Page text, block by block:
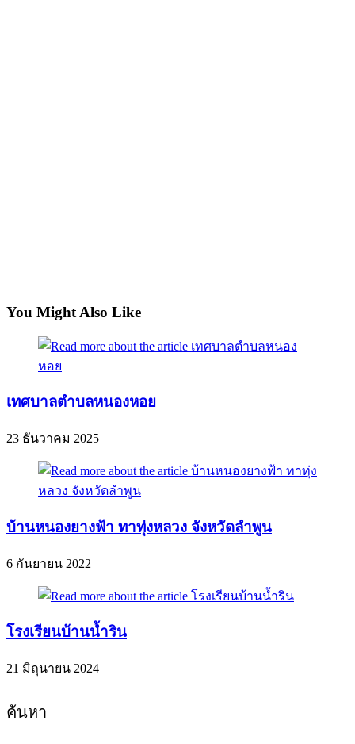
You Might Also Like
เทศบาลตำบลหนองหอย
23 ธันวาคม 2025
บ้านหนองยางฟ้า ทาทุ่งหลวง จังหวัดลำพูน
6 กันยายน 2022
โรงเรียนบ้านน้ำริน
21 มิถุนายน 2024
ค้นหา